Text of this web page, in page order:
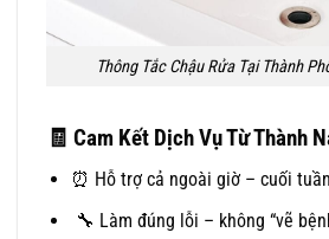
Thông Tắc Chậu Rửa Tại Thành
🧾 Cam Kết Dịch Vụ Từ Thành
⏰ Hỗ trợ cả ngoài giờ – cuối
🔧 Làm đúng lỗi – không “vẽ